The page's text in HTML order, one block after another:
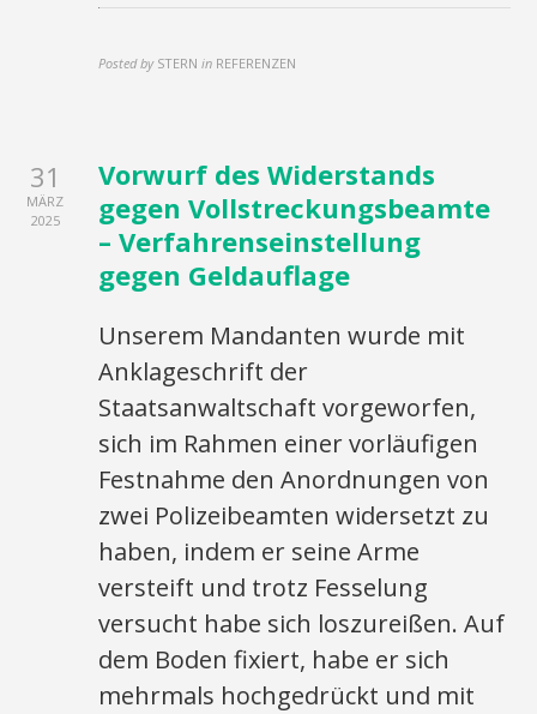
Posted by STERN in REFERENZEN
31
MÄRZ
2025
Vorwurf des Widerstands
gegen Vollstreckungsbeamte
– Verfahrenseinstellung
gegen Geldauflage
Unserem Mandanten wurde mit
Anklageschrift der
Staatsanwaltschaft vorgeworfen,
sich im Rahmen einer vorläufigen
Festnahme den Anordnungen von
zwei Polizeibeamten widersetzt zu
haben, indem er seine Arme
versteift und trotz Fesselung
versucht habe sich loszureißen. Auf
dem Boden fixiert, habe er sich
mehrmals hochgedrückt und mit